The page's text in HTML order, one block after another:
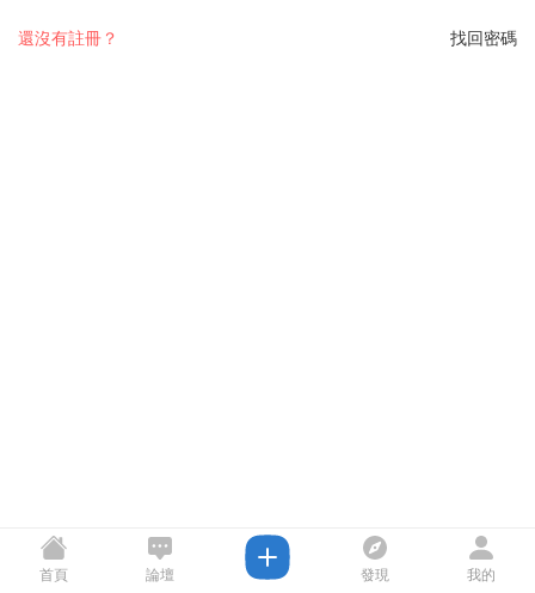
找回密碼
還沒有註冊？
首頁 論壇 發現 我的